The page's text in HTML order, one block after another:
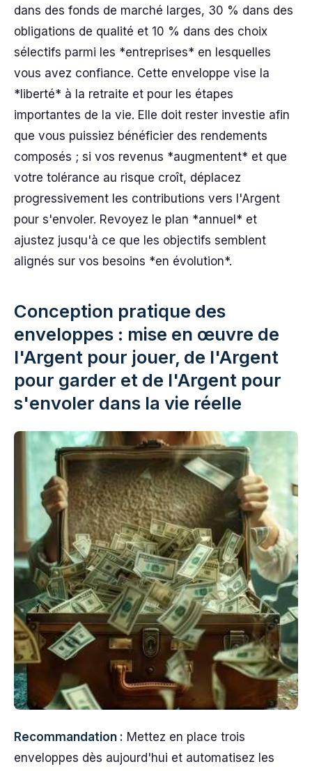
dans des fonds de marché larges, 30 % dans des
obligations de qualité et 10 % dans des choix
sélectifs parmi les *entreprises* en lesquelles
vous avez confiance. Cette enveloppe vise la
*liberté* à la retraite et pour les étapes
importantes de la vie. Elle doit rester investie afin
que vous puissiez bénéficier des rendements
composés ; si vos revenus *augmentent* et que
votre tolérance au risque croît, déplacez
progressivement les contributions vers l'Argent
pour s'envoler. Revoyez le plan *annuel* et
ajustez jusqu'à ce que les objectifs semblent
alignés sur vos besoins *en évolution*.
Conception pratique des
enveloppes : mise en œuvre de
l'Argent pour jouer, de l'Argent
pour garder et de l'Argent pour
s'envoler dans la vie réelle
Recommandation : Mettez en place trois
enveloppes dès aujourd'hui et automatisez les